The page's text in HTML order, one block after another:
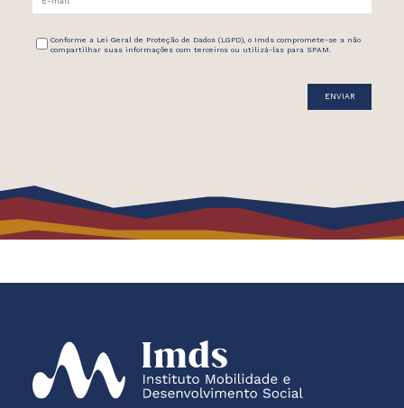
Conforme a Lei Geral de Proteção de Dados (LGPD), o Imds compromete-se a não
compartilhar suas informações com terceiros ou utilizá-las para SPAM.